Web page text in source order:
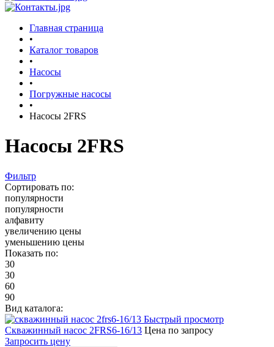
Главная страница
•
Каталог товаров
•
Насосы
•
Погружные насосы
•
Насосы 2FRS
Насосы 2FRS
Фильтр
Сортировать по:
популярности
популярности
алфавиту
увеличению цены
уменьшению цены
Показать по:
30
30
60
90
Вид каталога:
Быстрый просмотр
Скважинный насос 2FRS6-16/13 Цена по запросу
Запросить цену